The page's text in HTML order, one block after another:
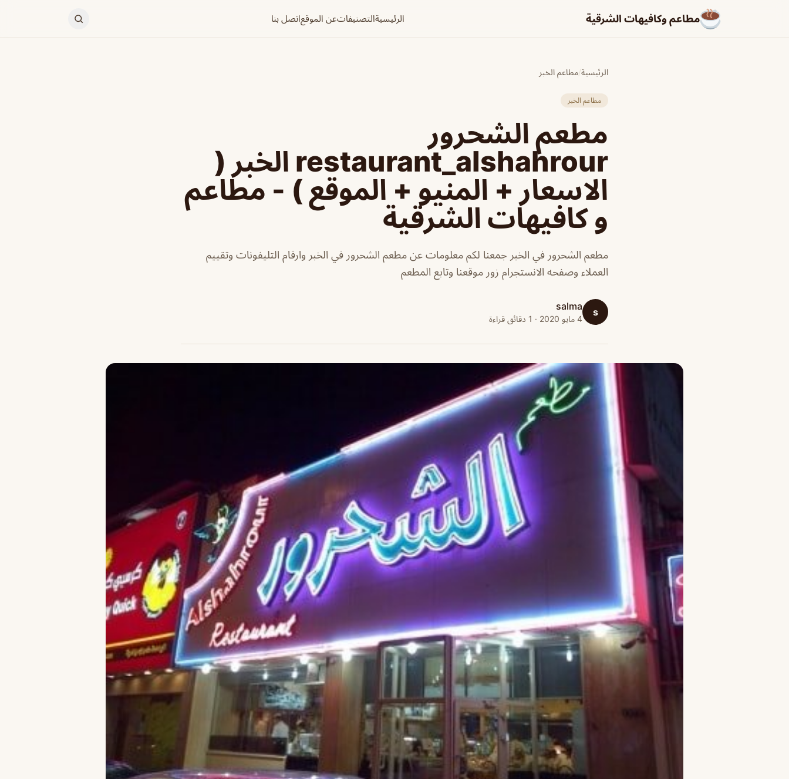
مطاعم وكافيهات الشرقية الرئيسيةالتصنيفاتعن الموقعاتصل بنا
الرئيسية/مطاعم الخبر
مطاعم الخبر
مطعم الشحرور
restaurant_alshahrour الخبر (
الاسعار + المنيو + الموقع ) - مطاعم
و كافيهات الشرقية
مطعم الشحرور في الخبر جمعنا لكم معلومات عن مطعم الشحرور في الخبر وارقام التليفونات وتقييم
العملاء وصفحه الانستجرام زور موقعنا وتابع المطعم
s
salma
4 مايو 2020 · 1 دقائق قراءة